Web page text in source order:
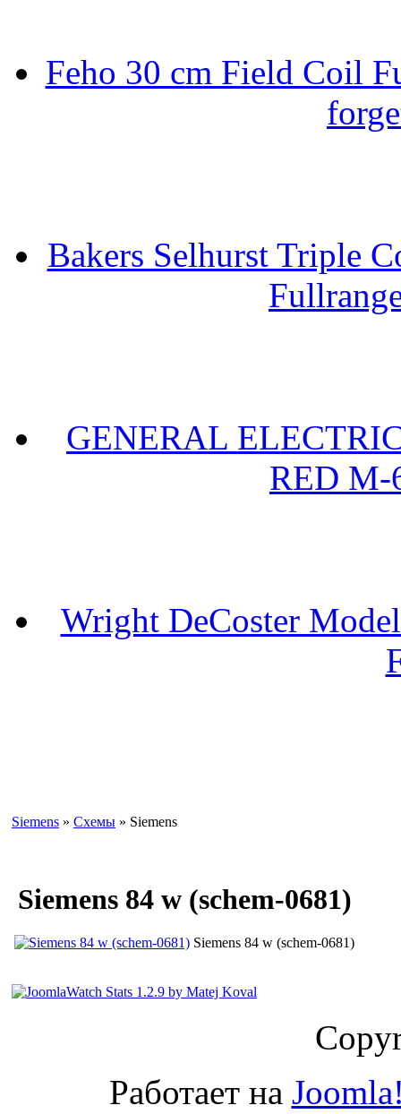
Feho 30 cm Field Coil
Bakers Selhurst Triple
GENERAL
RED M-
Wright DeCoster
Siemens » Схемы » Siemens
Siemens 84 w (schem-0681)
Siemens 84 w (schem-0681)
Работает на